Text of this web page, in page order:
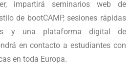
impartirá seminarios web de
de bootCAMP, sesiones rápidas
y una plataforma digital de
en contacto a estudiantes con
en toda Europa.